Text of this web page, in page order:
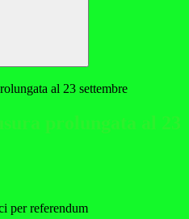
al 23 settembre
prolungata al 23
per referendum